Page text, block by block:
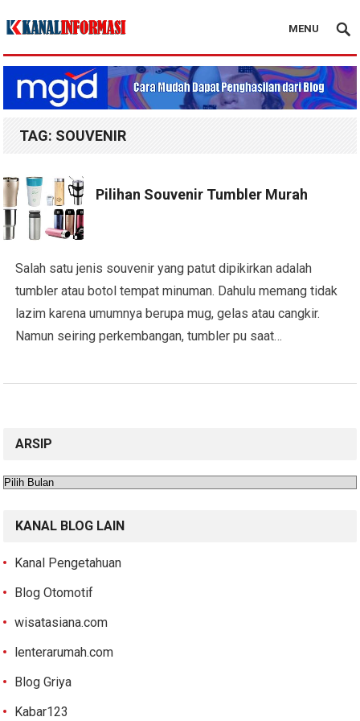
Blog Kanal Info
MENU
TAG: SOUVENIR
Pilihan Souvenir Tumbler Murah
Salah satu jenis souvenir yang patut dipikirkan adalah
tumbler atau botol tempat minuman. Dahulu memang tidak
lazim karena umumnya berupa mug, gelas atau cangkir.
Namun seiring perkembangan, tumbler pu saat…
ARSIP
Arsip
KANAL BLOG LAIN
Kanal Pengetahuan
Blog Otomotif
wisatasiana.com
lenterarumah.com
Blog Griya
Kabar123